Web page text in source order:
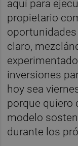
aquí para
propietario
claro,
inversiones
hoy sea
porque quiero
modelo
durante los